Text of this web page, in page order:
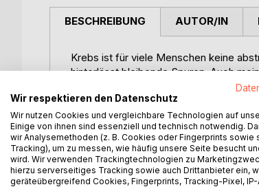
BESCHREIBUNG
Krebs ist für viele Menschen keine
hinterlässt bleibende Spuren. Auch
manch guter Freund. Dieses Buch
Es ist keine wissenschaftliche
Vision. Trotz großer Fortschritte bleibt
rund 200 Krebsarten ihre eigenen
Jules Verne träumte einst von Reisen
Sein Mut, über die Grenzen des
Während wir heute die verborgene
AUTOR/IN
Wir respektieren den Datenschutz
Wir nutzen Cookies und vergleichbare Technologien auf
Einige von ihnen sind essenziell und technisch notwendig.
wir Analysemethoden (z. B. Cookies oder Fingerprints sowie
Tracking), um zu messen, wie häufig unsere Seite besucht
wird. Wir verwenden Trackingtechnologien zu
hierzu serverseitiges Tracking sowie auch Drittanbieter ein,
geräteübergreifend Cookies, Fingerprints, Tracking-Pixel,